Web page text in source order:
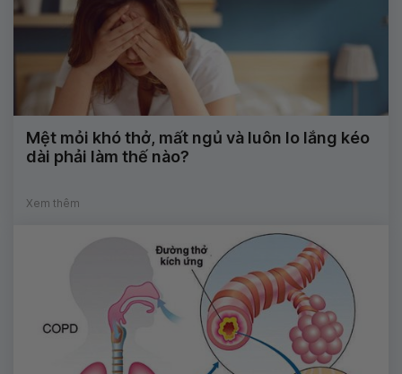
Mệt mỏi khó thở, mất ngủ và luôn lo lắng kéo
dài phải làm thế nào?
Xem thêm